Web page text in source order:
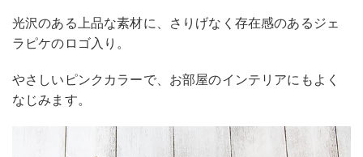
光沢のある上品な素材に、さりげなく存在感のあるジェ
ラピケのロゴ入り。
やさしいピンクカラーで、お部屋のインテリアにもよく
なじみます。